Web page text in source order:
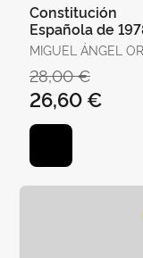
Constitución
Española de
para
Artículos, Re
MIGUEL ÁNGEL
28,00 €
26,60 €